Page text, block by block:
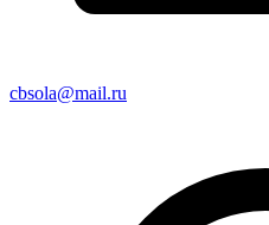
cbsola@mail.ru